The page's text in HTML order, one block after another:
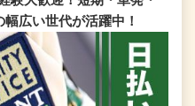
広い世代が活躍中！